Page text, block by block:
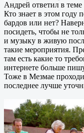
Андрей ответил в теме
Кто знает в этом году
бардов или нет?
посидеть, чтобы не
и музыку в живую
такие мероприятия.
там есть какие то
интернете больше
Тоже в Мезмае
последнее лучше